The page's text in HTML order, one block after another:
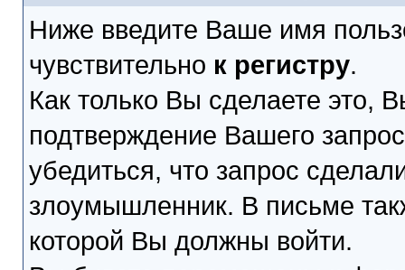
Ниже введите Ваше имя
чувствительно к регистру.
Как только Вы сделаете это,
подтверждение Вашего
убедиться, что запрос
злоумышленник. В письме
которой Вы должны войти.